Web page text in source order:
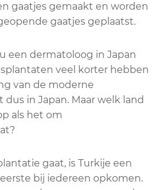
gaatjes gemaakt en worden
gaatjes geplaatst.
een dermatoloog in Japan
veel korter hebben
van de moderne
in Japan. Maar welk land
als het om
gaat, is Turkije een
bij iedereen opkomen.